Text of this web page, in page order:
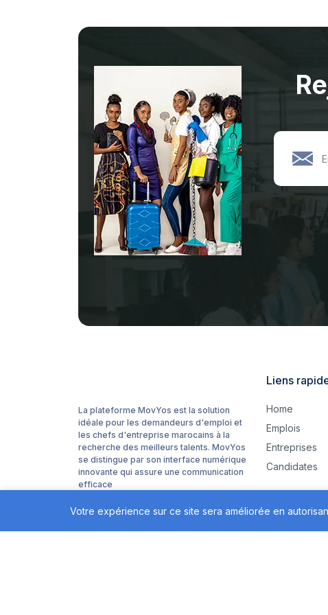
La plateforme MovYos est la solution
idéale pour les demandeurs d'emploi et
les chefs d'entreprise marocains à la
recherche des meilleurs talents. MovYos
se distingue par son interface numérique
innovante qui assure une communication
efficace
Liens
Home
Emplois
Entreprises
Candidates
Votre expérience sur ce site sera améliorée en